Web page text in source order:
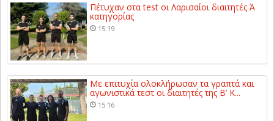
Πέτυχαν στα test οι Λαρισαίοι διαιτητές Ά
κατηγορίας
15:19
Με επιτυχία ολοκλήρωσαν τα γραπτά και
αγωνιστικά τεστ οι διαιτητές της Β’ Κ...
15:16